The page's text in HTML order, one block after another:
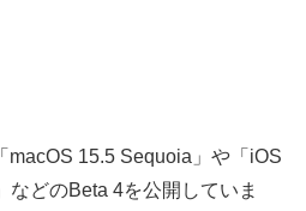
15.5 Sequoia」や「iOS
などのBeta 4を公開していま